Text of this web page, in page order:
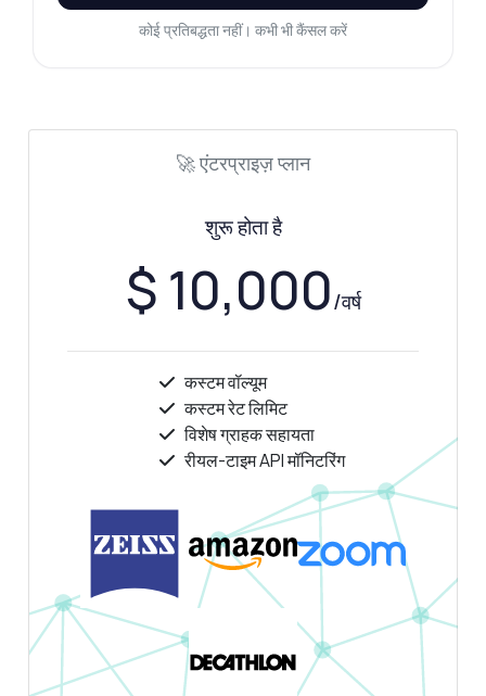
कोई प्रतिबद्धता नहीं। कभी भी कैंसल करें
🚀 एंटरप्राइज़ प्लान
शुरू होता है
$ 10,000/वर्ष
कस्टम वॉल्यूम
कस्टम रेट लिमिट
विशेष ग्राहक सहायता
रीयल-टाइम API मॉनिटरिंग